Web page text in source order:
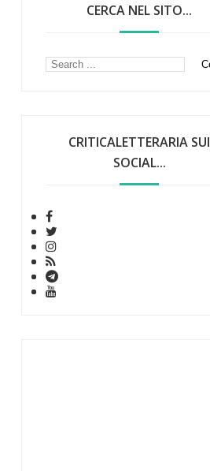
CERCA NEL SITO...
CRITICALETTERARIA SUI
SOCIAL...